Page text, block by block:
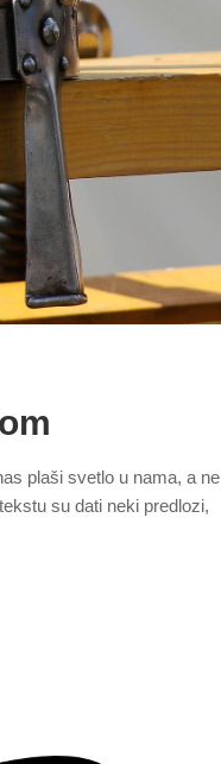
plaši svetlo u nama, a ne
su dati neki predlozi,